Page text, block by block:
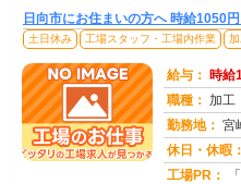
日向市にお住まいの方へ 時給1050
土日休み 工場スタッフ・工場内作業 加
給与： 時給
職種： 加工
勤務地： 宮
休日・休暇：
工場PR：